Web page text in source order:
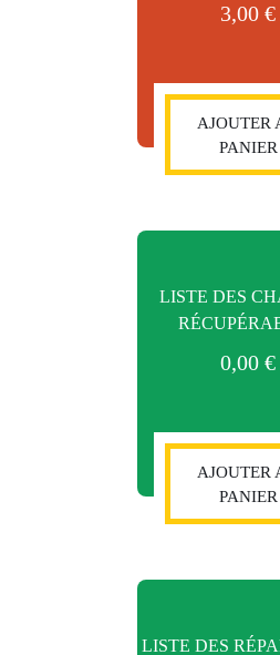
3,00 €
AJOUTER
PANIER
LISTE DES
0,00 €
AJOUTER
PANIER
LISTE DES